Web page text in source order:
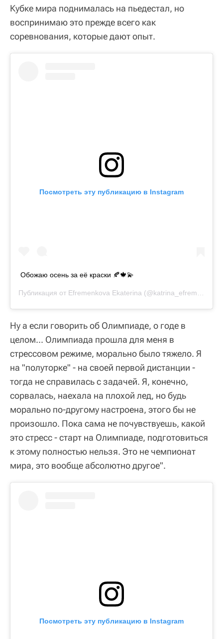
Кубке мира поднималась на пьедестал, но
воспринимаю это прежде всего как
соревнования, которые дают опыт.
Посмотреть эту публикацию в Instagram
Обожаю осень за её краски 🍂🍁💫
Публикация от Efremenkova Ekaterina (@katrina_efrem)
Ну а если говорить об Олимпиаде, о годе в
целом... Олимпиада прошла для меня в
стрессовом режиме, морально было тяжело. Я
на "полуторке" - на своей первой дистанции -
тогда не справилась с задачей. Я, конечно,
сорвалась, наехала на плохой лед, но будь
морально по-другому настроена, этого бы не
произошло. Пока сама не почувствуешь, какой
это стресс - старт на Олимпиаде, подготовиться
к этому полностью нельзя. Это не чемпионат
мира, это вообще абсолютно другое".
Посмотреть эту публикацию в Instagram